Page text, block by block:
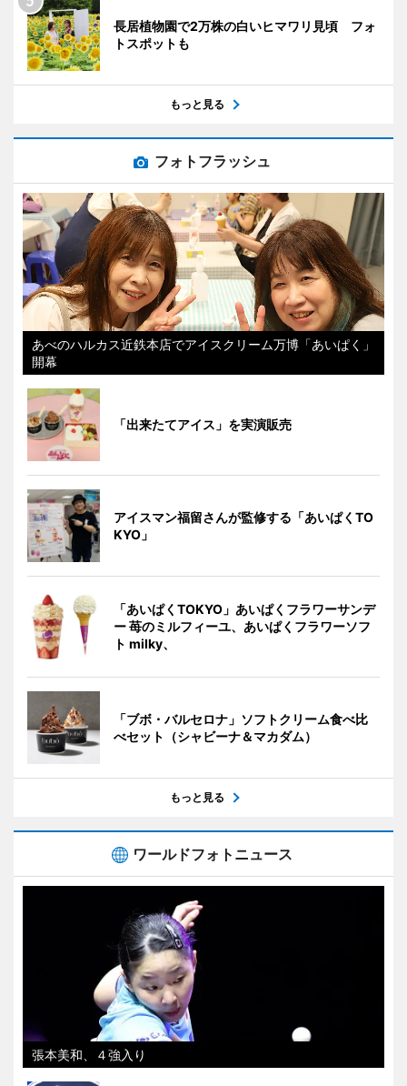
長居植物園で2万株の白いヒマワリ見頃 フォ
トスポットも
もっと見る
フォトフラッシュ
あべのハルカス近鉄本店でアイスクリーム万博「あいぱく」
開幕
「出来たてアイス」を実演販売
アイスマン福留さんが監修する「あいぱくTO
KYO」
「あいぱくTOKYO」あいぱくフラワーサンデ
ー 苺のミルフィーユ、あいぱくフラワーソフ
ト milky、
「ブボ・バルセロナ」ソフトクリーム食べ比
べセット（シャビーナ＆マカダム）
もっと見る
ワールドフォトニュース
張本美和、４強入り